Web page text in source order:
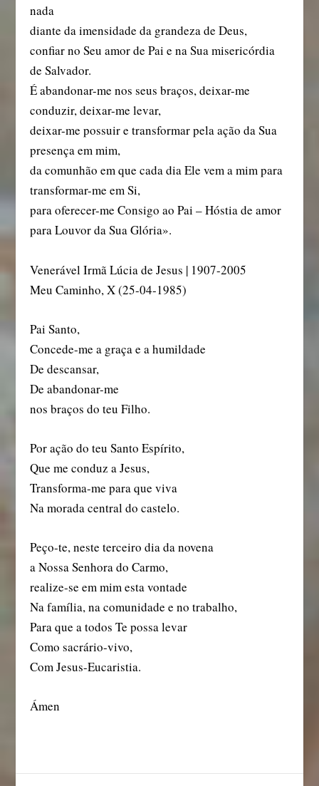
nada
diante da imensidade da grandeza de Deus,
confiar no Seu amor de Pai e na Sua misericórdia
de Salvador.
É abandonar-me nos seus braços, deixar-me
conduzir, deixar-me levar,
deixar-me possuir e transformar pela ação da Sua
presença em mim,
da comunhão em que cada dia Ele vem a mim para
transformar-me em Si,
para oferecer-me Consigo ao Pai – Hóstia de amor
para Louvor da Sua Glória».
Venerável Irmã Lúcia de Jesus | 1907-2005
Meu Caminho, X (25-04-1985)
Pai Santo,
Concede-me a graça e a humildade
De descansar,
De abandonar-me
nos braços do teu Filho.
Por ação do teu Santo Espírito,
Que me conduz a Jesus,
Transforma-me para que viva
Na morada central do castelo.
Peço-te, neste terceiro dia da novena
a Nossa Senhora do Carmo,
realize-se em mim esta vontade
Na família, na comunidade e no trabalho,
Para que a todos Te possa levar
Como sacrário-vivo,
Com Jesus-Eucaristia.
Ámen